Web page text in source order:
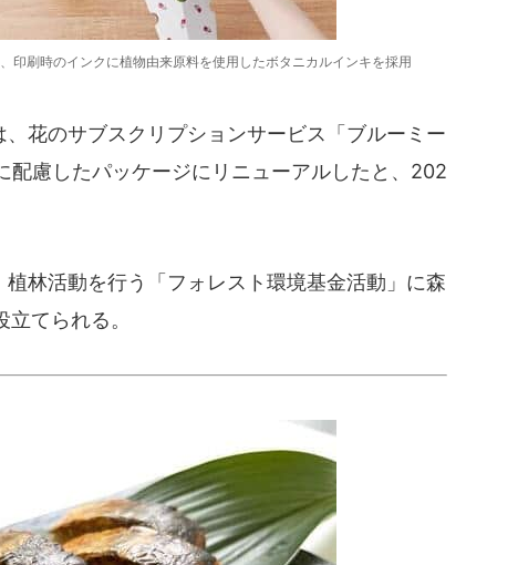
印刷時のインクに植物由来原料を使用したボタニカルインキを採用
花のサブスクリプションサービス「ブルーミー
慮したパッケージにリニューアルしたと、202
林活動を行う「フォレスト環境基金活動」に森
てられる。